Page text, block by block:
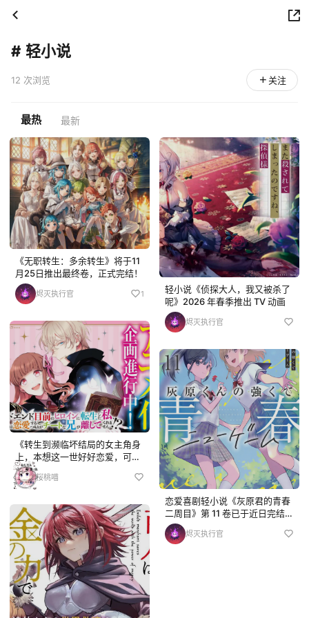
# 轻小说
12 次浏览 关注
最热 最新
《无职转生：多余转生》将于11
月25日推出最终卷，正式完结！
烬灭执行官 1
轻小说《侦探大人，我又被杀了
呢》2026 年春季推出 TV 动画
烬灭执行官
《转生到濒临坏结局的女主角身
上，本想这一世好好恋爱，可开
挂哥哥却不允许！？》宣布动画
化
桜桃喵
恋爱喜剧轻小说《灰原君的青春
二周目》第 11 卷已于近日完结主
线剧情，补充高三尾声后记的第
12 卷预计 2027 年推出；该书 2
烬灭执行官